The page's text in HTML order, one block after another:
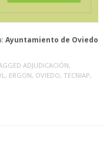
Ayuntamiento de Oviedo
ADJUDICACIÓN,
, ERGON, OVIEDO, TECNIAP,